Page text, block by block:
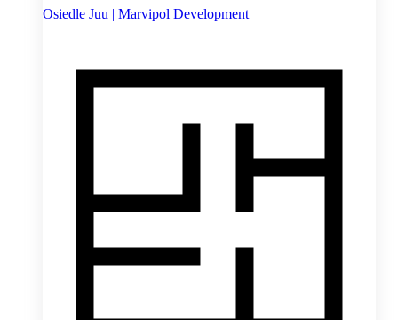
Osiedle Juu | Marvipol Development